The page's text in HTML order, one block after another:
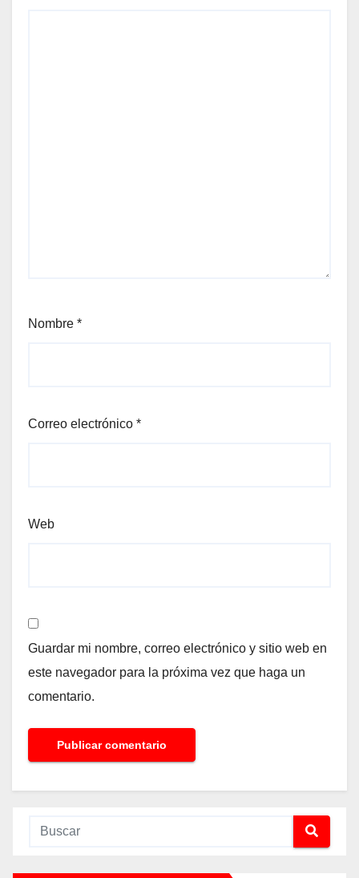
Nombre *
Correo electrónico *
Web
Guardar mi nombre, correo electrónico y sitio web en
este navegador para la próxima vez que haga un
comentario.